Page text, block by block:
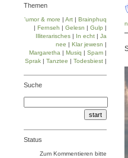
Themen
'umor & more | Art | Brainphuq
| Fernseh | Gelesn | Gulp |
Illiterarisches | In echt | Ja
nee | Klar jewesn |
Margaretha | Musiq | Spam |
Sprak | Tanztee | Todesbiest |
Suche
Status
Zum Kommentieren bitte